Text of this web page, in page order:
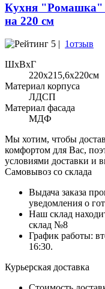
Кухня "Ромашка"
на 220 см
5 | 1отзыв
ШхВхГ
220x215,6х220см
Материал корпуса
ЛДСП
Материал фасада
МДФ
Мы хотим, чтобы
комфортом для Вас,
условиями доставки и
Самовывоз со склада
Выдача заказа
уведомления о
Наш склад
склад №8
График работы:
16:30.
Курьерская доставка